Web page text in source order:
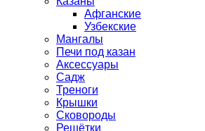
Афганские
Узбекские
Мангалы
Печи под казан
Аксессуары
Садж
Треноги
Крышки
Сковороды
Решётки